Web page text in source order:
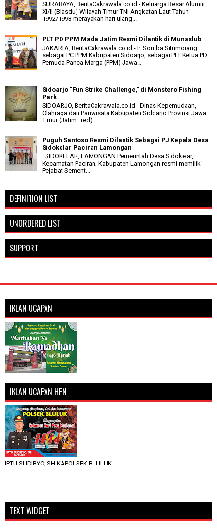
SURABAYA, BeritaCakrawala.co.id - Keluarga Besar Alumni
XI/II (Blasdu) Wilayah Timur TNI Angkatan Laut Tahun
1992/1993 merayakan hari ulang...
PLT PD PPM Mada Jatim Resmi Dilantik di Munaslub
JAKARTA, BeritaCakrawala.co.id - Ir. Somba Situmorang
sebagai PC PPM Kabupaten Sidoarjo, sebagai PLT Ketua PD
Pemuda Panca Marga (PPM) Jawa...
Sidoarjo "Fun Strike Challenge," di Monstero Fishing
Park
SIDOARJO, BeritaCakrawala.co.id - Dinas Kepemudaan,
Olahraga dan Pariwisata Kabupaten Sidoarjo Provinsi Jawa
Timur (Jatim...red)...
Puguh Santoso Resmi Dilantik Sebagai PJ Kepala Desa
Sidokelar Paciran Lamongan
SIDOKELAR, LAMONGAN Pemerintah Desa Sidokelar,
Kecamatan Paciran, Kabupaten Lamongan resmi memiliki
Pejabat Sement...
DEFINITION LIST
UNORDERED LIST
SUPPORT
IKLAN UCAPAN
IKLAN UCAPAN HPN
IPTU SUDIBYO, SH KAPOLSEK BLULUK
TEXT WIDGET